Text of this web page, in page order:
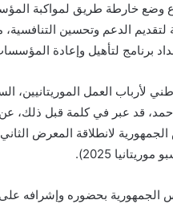
وضع خارطة طريق لمواكبة
الدعم وتحسين التنافسية،
برنامج لتأهيل وإعادة
لأرباب العمل الموريتانيين،
أحمد، قد عبر في كلمة قبل ذلك،
لانطلاقة المعرض
2025).
الجمهورية بحضوره وإشرافه